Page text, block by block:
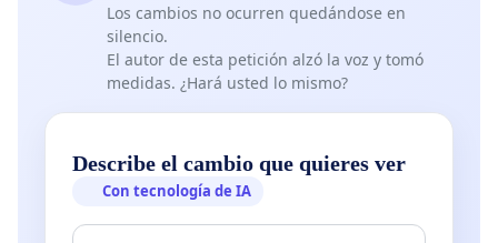
Los cambios no ocurren quedándose en
silencio.
El autor de esta petición alzó la voz y tomó
medidas. ¿Hará usted lo mismo?
Describe el cambio que quieres ver
Con tecnología de IA